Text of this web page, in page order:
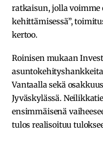
ratkaisun, jolla
kehittämisessä”,
kertoo.
Roinisen mukaan
Vantaalla sekä
Jyväskylässä.
ensimmäisenä
tulos realisoituu